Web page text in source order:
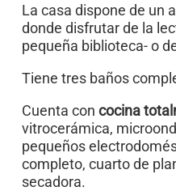
La casa dispone de un
donde disfrutar de la
pequeña biblioteca- o
Tiene tres baños
Cuenta con cocina
vitrocerámica,
pequeños
completo, cuarto de
secadora.